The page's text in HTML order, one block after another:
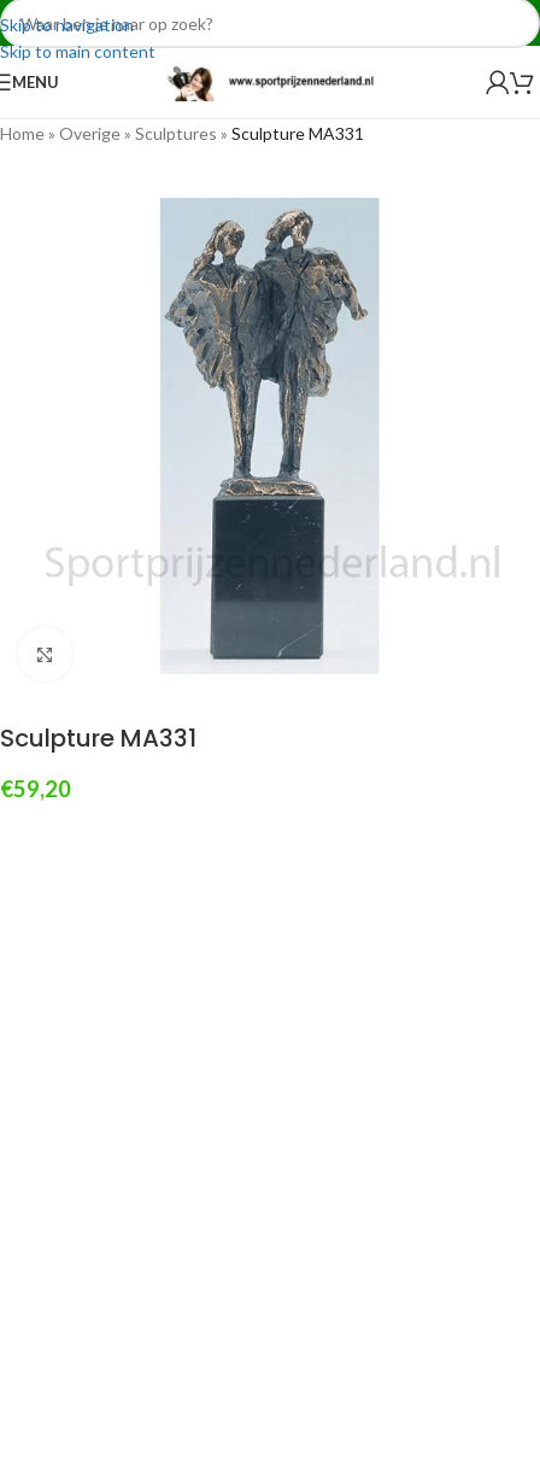
Skip to navigation
Skip to main content
MENU
Home» Overige» Sculptures » Sculpture MA331
Klik om te vergroten
Sculpture MA331
€59,20